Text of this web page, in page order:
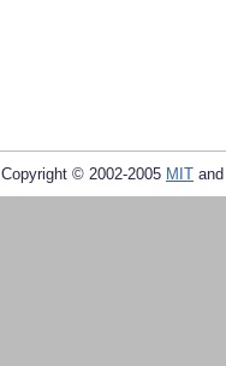
Copyright © 2002-2005 MIT